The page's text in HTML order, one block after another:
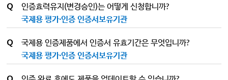
Q
인증효력유지(변경승인)는 어떻게 신청합니까?
국제용 평가·인증 인증서보유기관
Q
국제용 인증제품에서 인증서 유효기간은 무엇입니까?
국제용 평가·인증 인증서보유기관
Q
인증 완료 후에도 제품을 업데이트할 수 있습니까?